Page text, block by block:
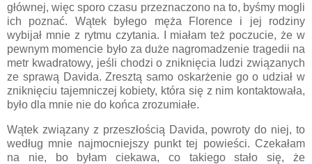
głównej, więc sporo czasu przeznaczono na to, byśmy mogli
ich poznać. Wątek byłego męża Florence i jej rodziny
wybijał mnie z rytmu czytania. I miałam też poczucie, że w
pewnym momencie było za duże nagromadzenie tragedii na
metr kwadratowy, jeśli chodzi o zniknięcia ludzi związanych
ze sprawą Davida. Zresztą samo oskarżenie go o udział w
zniknięciu tajemniczej kobiety, która się z nim kontaktowała,
było dla mnie nie do końca zrozumiałe.
Wątek związany z przeszłością Davida, powroty do niej, to
według mnie najmocniejszy punkt tej powieści. Czekałam
na nie, bo byłam ciekawa, co takiego stało się, że